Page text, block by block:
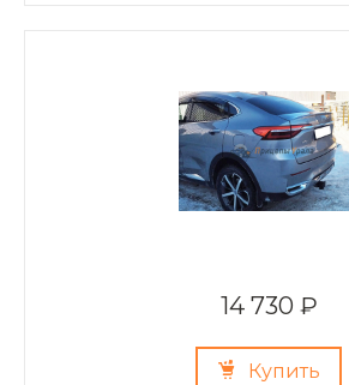
14 730 ₽
Купить